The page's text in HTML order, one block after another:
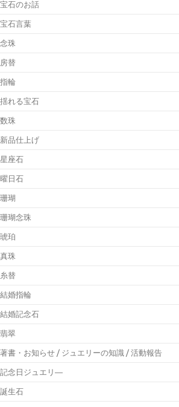
宝石のお話
宝石言葉
念珠
房替
指輪
揺れる宝石
数珠
新品仕上げ
星座石
曜日石
珊瑚
珊瑚念珠
琥珀
真珠
糸替
結婚指輪
結婚記念石
翡翠
著書・お知らせ / ジュエリーの知識 / 活動報告
記念日ジュエリ―
誕生石